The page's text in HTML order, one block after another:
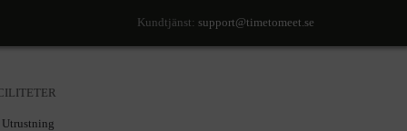
Kundtjänst: support@timetomeet.se
Utrustning